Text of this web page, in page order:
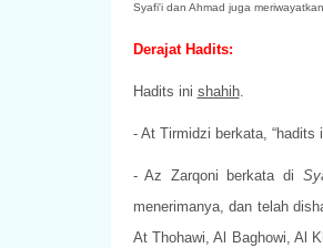
Syafi'i dan Ahmad juga
Derajat Hadits:
Hadits ini shahih.
- At Tirmidzi berkata, “hadits
- Az Zarqoni berkata di
menerimanya, dan telah
At Thohawi, Al Baghowi, Al